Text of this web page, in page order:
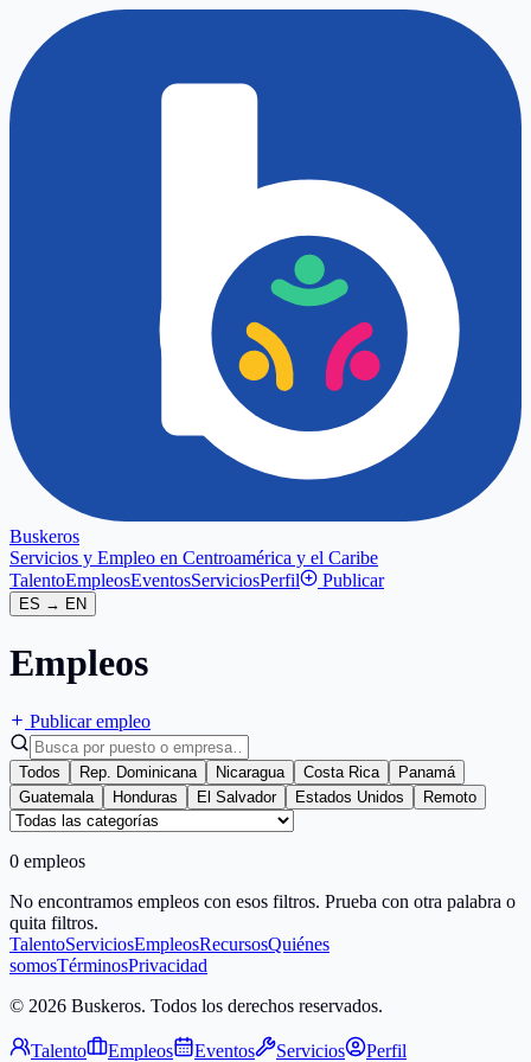
Buskeros
Servicios y Empleo en Centroamérica y el Caribe
TalentoEmpleosEventosServiciosPerfil Publicar
ES → EN
Empleos
Publicar empleo
Todos Rep. Dominicana Nicaragua Costa Rica
Panamá
Guatemala
Honduras El Salvador Estados Unidos Remoto
0 empleos
No encontramos empleos con esos filtros. Prueba con otra palabra o
quita filtros.
TalentoServiciosEmpleosRecursosQuiénes
somosTérminosPrivacidad
© 2026 Buskeros. Todos los derechos reservados.
Talento Empleos Eventos Servicios Perfil